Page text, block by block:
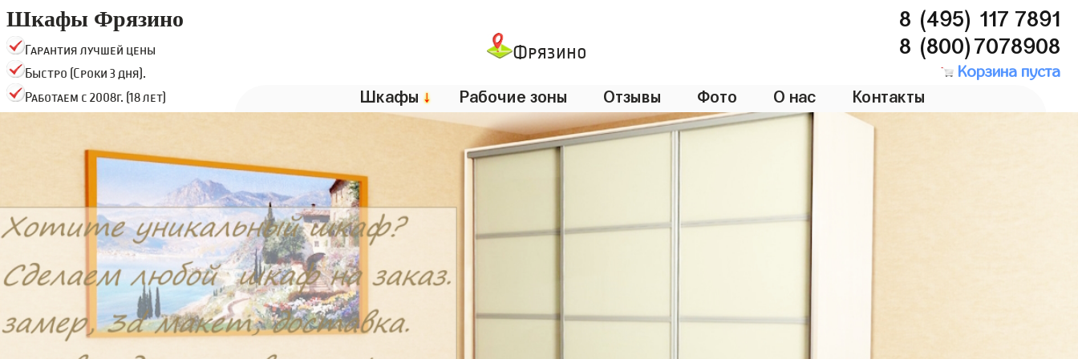
Шкафы Фрязино
Гарантия лучшей цены
Быстро (Сроки 3 дня).
Работаем с 2008г. (18 лет)
Фрязино
8 (495) 117 7891
8 (800)7078908
Корзина пуста
Шкафы ↓ Рабочие зоны Отзывы Фото О нас Контакты